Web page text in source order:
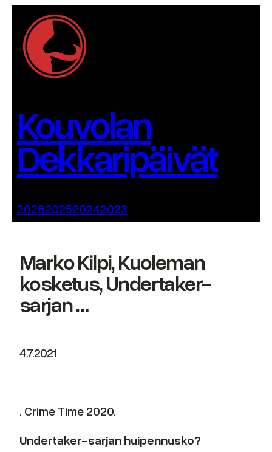
sisältöön
Kouvolan
Dekkaripäivät
2026202520242023
Marko Kilpi, Kuoleman
kosketus, Undertaker-
sarjan …
4.7.2021
. Crime Time 2020.
Undertaker-sarjan huipennusko?